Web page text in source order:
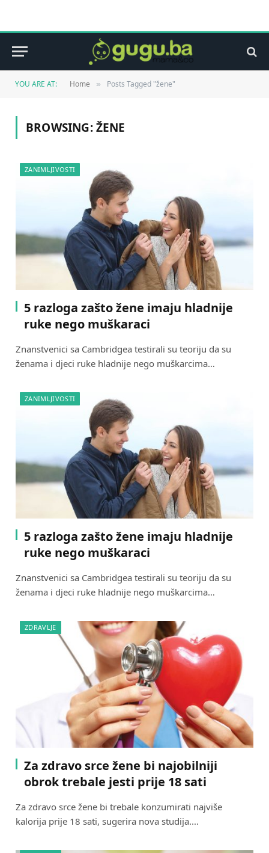
YOU ARE AT: Home » Posts Tagged "žene"
BROWSING:ŽENE
ZANIMLJIVOSTI
5 razloga zašto žene imaju hladnije
ruke nego muškaraci
Znanstvenici sa Cambridgea testirali su teoriju da su
ženama i djeci ruke hladnije nego muškarcima…
ZANIMLJIVOSTI
5 razloga zašto žene imaju hladnije
ruke nego muškaraci
Znanstvenici sa Cambridgea testirali su teoriju da su
ženama i djeci ruke hladnije nego muškarcima…
ZDRAVLJE
Za zdravo srce žene bi najobilniji
obrok trebale jesti prije 18 sati
Za zdravo srce žene bi trebale konzumirati najviše
kalorija prije 18 sati, sugerira nova studija.…